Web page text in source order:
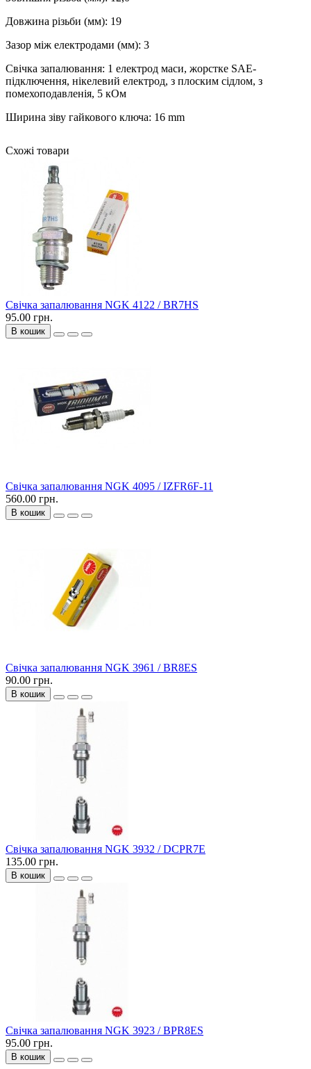
Довжина різьби (мм): 19
Зазор між електродами (мм): 3
Свічка запалювання: 1 електрод маси, жорстке SAE-
підключення, нікелевий електрод, з плоским сідлом, з
помехоподавленія, 5 кОм
Ширина зіву гайкового ключа: 16 mm
Схожі товари
Свічка запалювання NGK 4122 / BR7HS
95.00 грн.
В кошик
Свічка запалювання NGK 4095 / IZFR6F-11
560.00 грн.
В кошик
Свічка запалювання NGK 3961 / BR8ES
90.00 грн.
В кошик
Свічка запалювання NGK 3932 / DCPR7E
135.00 грн.
В кошик
Свічка запалювання NGK 3923 / BPR8ES
95.00 грн.
В кошик